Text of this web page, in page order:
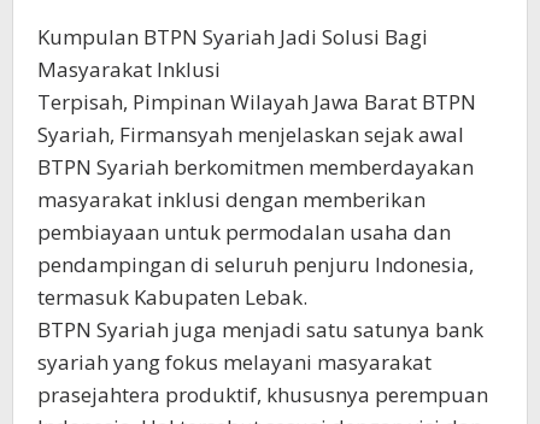
Kumpulan BTPN Syariah Jadi Solusi Bagi
Masyarakat Inklusi
Terpisah, Pimpinan Wilayah Jawa Barat BTPN
Syariah, Firmansyah menjelaskan sejak awal
BTPN Syariah berkomitmen memberdayakan
masyarakat inklusi dengan memberikan
pembiayaan untuk permodalan usaha dan
pendampingan di seluruh penjuru Indonesia,
termasuk Kabupaten Lebak.
BTPN Syariah juga menjadi satu satunya bank
syariah yang fokus melayani masyarakat
prasejahtera produktif, khususnya perempuan